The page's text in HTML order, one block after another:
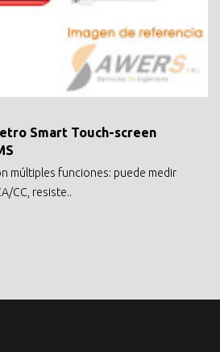
Smart Touch-screen
múltiples funciones: puede medir
CC, resiste..